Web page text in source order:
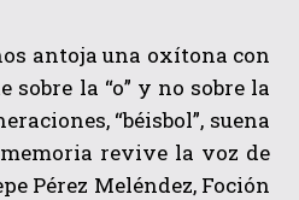
antoja una oxítona con
sobre la “o” y no sobre la
“béisbol”, suena
revive la voz de
Pérez Meléndez, Foción